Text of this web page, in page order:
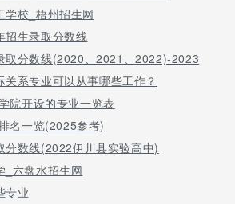
学校_梧州招生网
招生录取分数线
取分数线(2020、2021、2022)-2023
关系专业可以从事哪些工作？
院开设的专业一览表
名一览(2025参考)
分数线(2022伊川县实验高中)
_六盘水招生网
专业